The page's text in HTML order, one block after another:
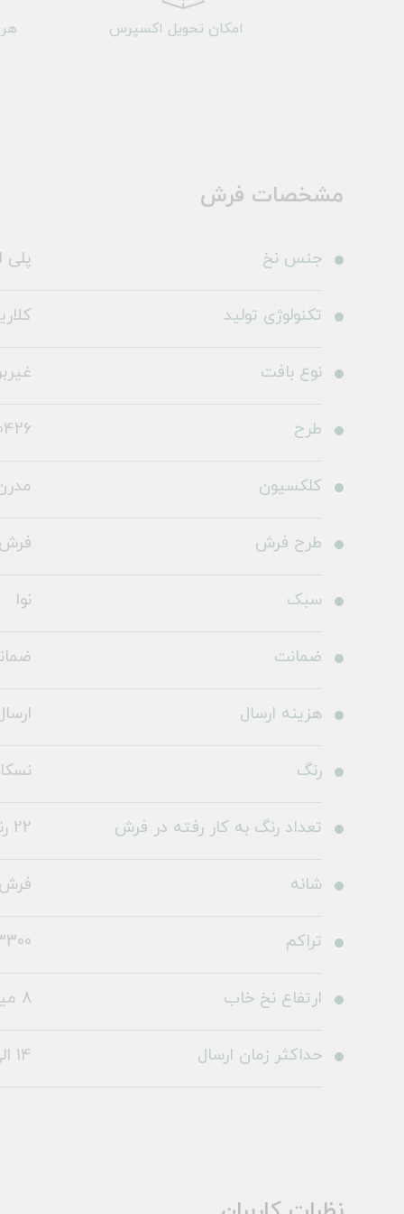
امکان تحویل اکسپرس
مشخصات فرش
جنس نخ پلی
تکنولوژی تولید
نوع بافت
طرح
کلکسیون
طرح فرش
سبک نوا
ضمانت ضمانت
هزینه ارسال
رنگ
تعداد رنگ به کار رفته در فرش 22 رنگ
شانه فرش 1000
تراکم
ارتفاع نخ خاب 8 میلی متر
حداکثر زمان ارسال 14 الی 19 روز کاری